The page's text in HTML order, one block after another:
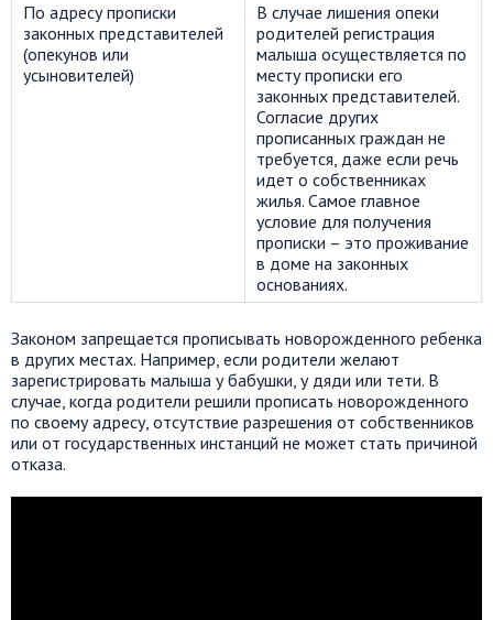
По адресу прописки
законных представителей
(опекунов или
усыновителей)
В случае лишения опеки
родителей регистрация
малыша осуществляется по
месту прописки его
законных представителей.
Согласие других
прописанных граждан не
требуется, даже если речь
идет о собственниках
жилья. Самое главное
условие для получения
прописки – это проживание
в доме на законных
основаниях.
Законом запрещается прописывать новорожденного ребенка
в других местах. Например, если родители желают
зарегистрировать малыша у бабушки, у дяди или тети. В
случае, когда родители решили прописать новорожденного
по своему адресу, отсутствие разрешения от собственников
или от государственных инстанций не может стать причиной
отказа.